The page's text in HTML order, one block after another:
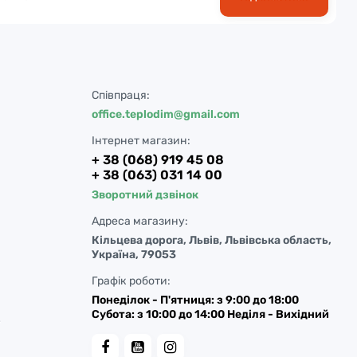
Співпраця:
office.teplodim@gmail.com
Інтернет магазин:
+ 38 (068) 919 45 08
+ 38 (063) 031 14 00
Зворотний дзвінок
Адреса магазину:
Кільцева дорога, Львів, Львівська область,
Україна, 79053
Графік роботи:
Понеділок - П'ятниця: з 9:00 до 18:00
Субота: з 10:00 до 14:00 Неділя - Вихідний